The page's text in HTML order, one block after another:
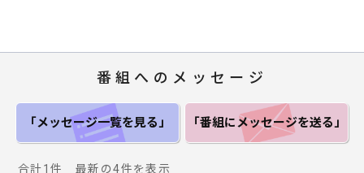
番組へのメッセージ
「メッセージ一覧を見る」 「番組にメッセージを送る」
合計1件 最新の4件を表示